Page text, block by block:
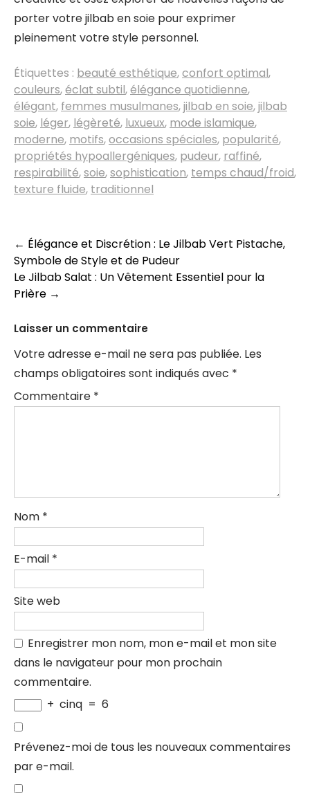
porter votre jilbab en soie pour exprimer
pleinement votre style personnel.
Étiquettes : beauté esthétique,confort optimal,
couleurs,éclat subtil,élégance quotidienne,
élégant, femmes musulmanes,jilbab en soie,jilbab
soie, léger, légèreté, luxueux, mode islamique,
moderne, motifs,occasions spéciales, popularité,
propriétés hypoallergéniques, pudeur, raffiné,
respirabilité,soie,sophistication, temps chaud/froid,
texture fluide, traditionnel
Navigation
des
articles
← Élégance et Discrétion : Le Jilbab Vert Pistache,
Symbole de Style et de Pudeur
Le Jilbab Salat : Un Vêtement Essentiel pour la
Prière →
Laisser un commentaire
Votre adresse e-mail ne sera pas publiée. Les
champs obligatoires sont indiqués avec *
Commentaire *
Nom *
E-mail *
Site web
Enregistrer mon nom, mon e-mail et mon site
dans le navigateur pour mon prochain
commentaire.
+ cinq = 6
Prévenez-moi de tous les nouveaux commentaires
par e-mail.